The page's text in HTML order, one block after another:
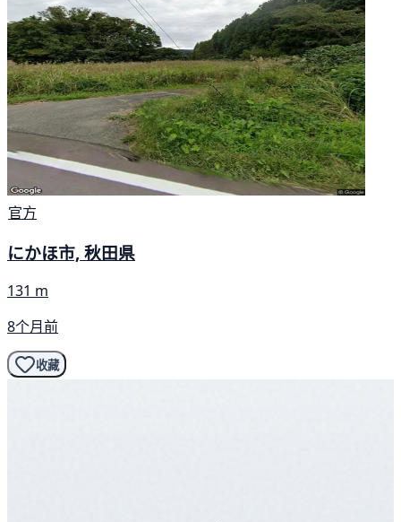
官方
にかほ市, 秋田県
131 m
8个月前
收藏